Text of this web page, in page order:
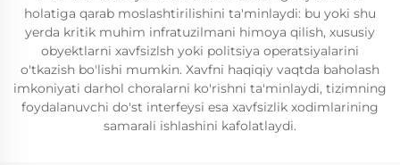
holatiga qarab moslashtirilishini ta'minlaydi: bu yoki shu
yerda kritik muhim infratuzilmani himoya qilish, xususiy
obyektlarni xavfsizlsh yoki politsiya operatsiyalarini
o'tkazish bo'lishi mumkin. Xavfni haqiqiy vaqtda baholash
imkoniyati darhol choralarni ko'rishni ta'minlaydi, tizimning
foydalanuvchi do'st interfeysi esa xavfsizlik xodimlarining
samarali ishlashini kafolatlaydi.